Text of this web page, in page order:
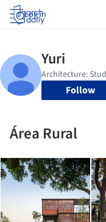
Log in
Follow
Área Rural